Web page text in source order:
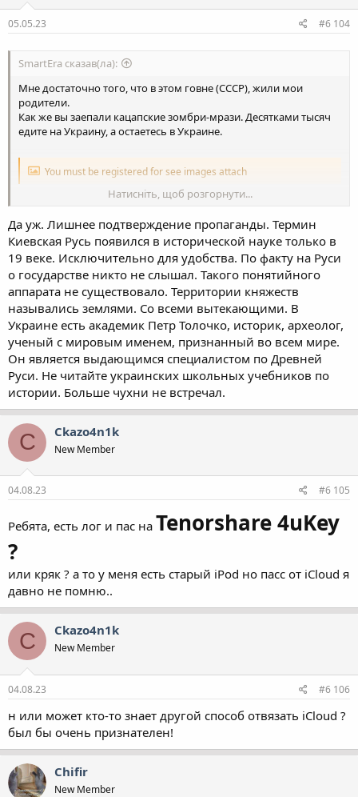
05.05.23 #6 104
SmartEra сказав(ла):
Мне достаточно того, что в этом говне (СССР), жили мои
родители.
Как же вы заепали кацапские зомбри-мрази. Десятками тысяч
едите на Украину, а остаетесь в Украине.
You must be registered for see images attach
что на главного террориста в мире выдан арест. Это на того,
кого называют: окурком, кремлевским дедом, бункреным
дедом, или просто - Хуйлом!
Натисніть, щоб розгорнути...
Да уж. Лишнее подтверждение пропаганды. Термин
Киевская Русь появился в исторической науке только в
19 веке. Исключительно для удобства. По факту на Руси
о государстве никто не слышал. Такого понятийного
аппарата не существовало. Территории княжеств
назывались землями. Со всеми вытекающими. В
Украине есть академик Петр Толочко, историк, археолог,
ученый с мировым именем, признанный во всем мире.
Он является выдающимся специалистом по Древней
Руси. Не читайте украинских школьных учебников по
истории. Больше чухни не встречал.
C Ckazo4n1k
New Member
04.08.23 #6 105
Ребята, есть лог и пас на Tenorshare 4uKey
?
или кряк ? а то у меня есть старый iPod но пасс от iCloud я
давно не помню..
C Ckazo4n1k
New Member
04.08.23 #6 106
н или может кто-то знает другой способ отвязать iCloud ?
был бы очень признателен!
Chifir
New Member